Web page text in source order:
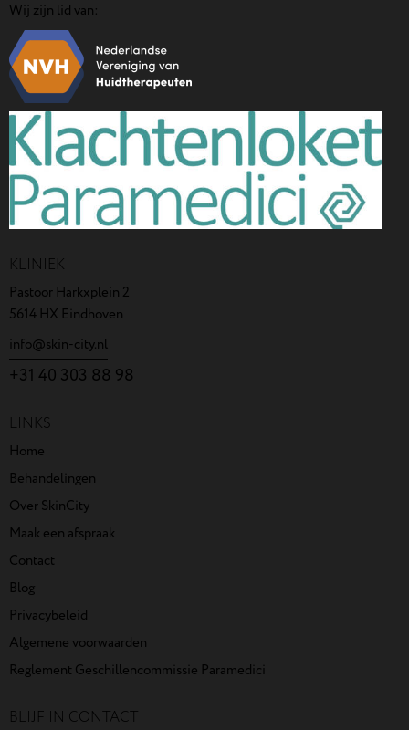
Wij zijn lid van:
KLINIEK
Pastoor Harkxplein 2
5614 HX Eindhoven
info@skin-city.nl
+31 40 303 88 98
LINKS
Home
Behandelingen
Over SkinCity
Maak een afspraak
Contact
Blog
Privacybeleid
Algemene voorwaarden
Reglement Geschillencommissie Paramedici
BLIJF IN CONTACT